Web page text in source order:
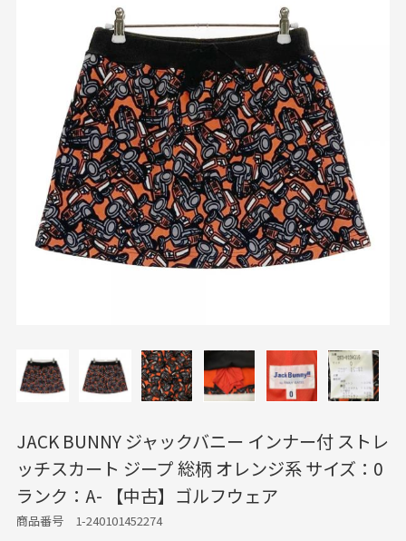
JACK BUNNY ジャックバニー インナー付 ストレ
ッチスカート ジープ 総柄 オレンジ系 サイズ：0
ランク：A- 【中古】ゴルフウェア
商品番号 1-240101452274